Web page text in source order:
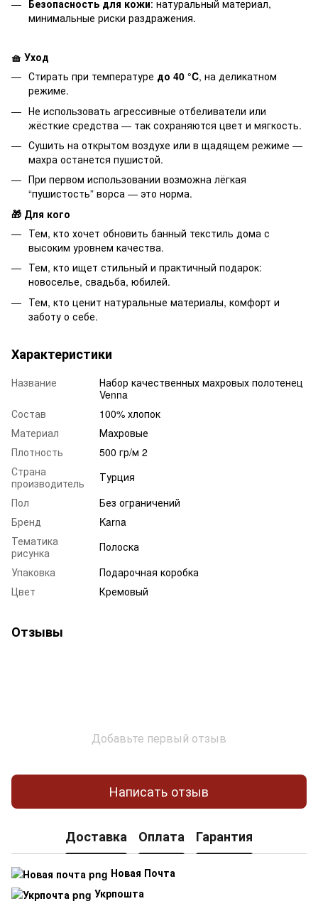
Безопасность для кожи: натуральный материал,
минимальные риски раздражения.
🧺 Уход
Стирать при температуре до 40 °C, на деликатном
режиме.
Не использовать агрессивные отбеливатели или
жёсткие средства — так сохраняются цвет и мягкость.
Сушить на открытом воздухе или в щадящем режиме —
махра останется пушистой.
При первом использовании возможна лёгкая
“пушистость” ворса — это норма.
🎁 Для кого
Тем, кто хочет обновить банный текстиль дома с
высоким уровнем качества.
Тем, кто ищет стильный и практичный подарок:
новоселье, свадьба, юбилей.
Тем, кто ценит натуральные материалы, комфорт и
заботу о себе.
Характеристики
Название
Набор качественных махровых полотенец
Venna
Состав
100% хлопок
Материал
Махровые
Плотность
500 гр/м 2
Страна
производитель
Турция
Пол
Без ограничений
Бренд
Karna
Тематика
рисунка
Полоска
Упаковка
Подарочная коробка
Цвет
Кремовый
Отзывы
Добавьте первый отзыв
Написать отзыв
Доставка Оплата Гарантия
Новая Почта
Укрпошта